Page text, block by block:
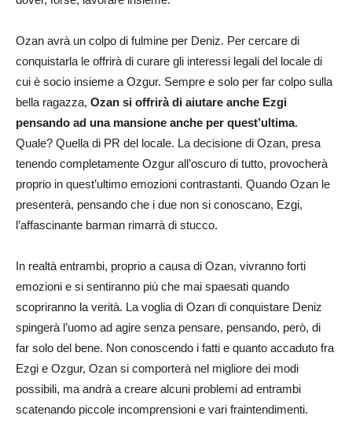
Ozan avrà un colpo di fulmine per Deniz. Per cercare di
conquistarla le offrirà di curare gli interessi legali del locale di
cui è socio insieme a Ozgur. Sempre e solo per far colpo sulla
bella ragazza, Ozan si offrirà di aiutare anche Ezgi
pensando ad una mansione anche per quest’ultima.
Quale? Quella di PR del locale. La decisione di Ozan, presa
tenendo completamente Ozgur all’oscuro di tutto, provocherà
proprio in quest’ultimo emozioni contrastanti. Quando Ozan le
presenterà, pensando che i due non si conoscano, Ezgi,
l’affascinante barman rimarrà di stucco.
In realtà entrambi, proprio a causa di Ozan, vivranno forti
emozioni e si sentiranno più che mai spaesati quando
scopriranno la verità. La voglia di Ozan di conquistare Deniz
spingerà l’uomo ad agire senza pensare, pensando, però, di
far solo del bene. Non conoscendo i fatti e quanto accaduto fra
Ezgi e Ozgur, Ozan si comporterà nel migliore dei modi
possibili, ma andrà a creare alcuni problemi ad entrambi
scatenando piccole incomprensioni e vari fraintendimenti.